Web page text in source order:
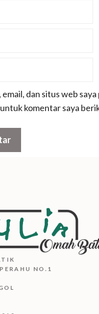
email, dan situs web saya
komentar saya
NO.1